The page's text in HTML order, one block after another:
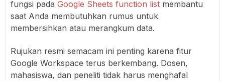
fungsi pada Google Sheets function list membantu
saat Anda membutuhkan rumus untuk
membersihkan atau merangkum data.
Rujukan resmi semacam ini penting karena fitur
Google Workspace terus berkembang. Dosen,
mahasiswa, dan peneliti tidak harus menghafal